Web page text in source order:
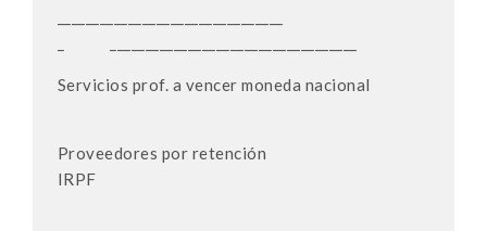
Servicios prof. a vencer moneda nacional
Proveedores por retención